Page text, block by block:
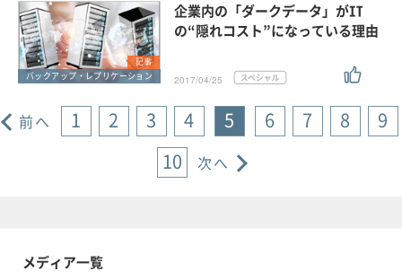
記事
バックアップ・レプリケーション
企業内の「ダークデータ」がIT
の“隠れコスト”になっている理由
2017/04/25
前へ 1 2 3 4 5 6 7 8
9
10
次へ
メディア一覧